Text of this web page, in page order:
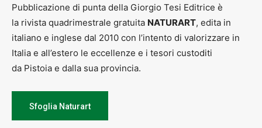
Pubblicazione di punta della Giorgio Tesi Editrice è
la rivista quadrimestrale gratuita NATURART, edita in
italiano e inglese dal 2010 con l’intento di valorizzare in
Italia e all’estero le eccellenze e i tesori custoditi
da Pistoia e dalla sua provincia.
Sfoglia Naturart